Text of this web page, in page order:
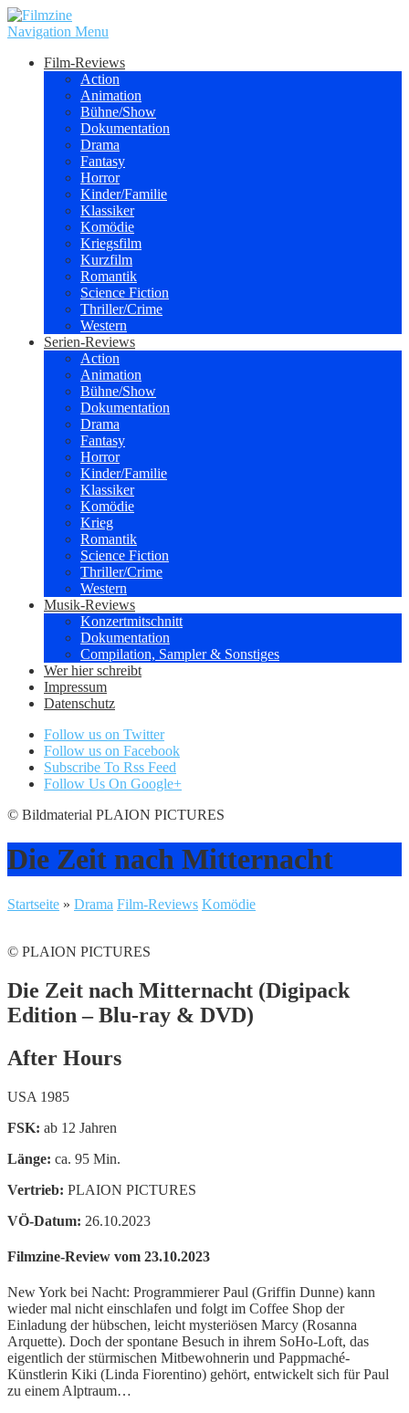
Navigation Menu
Film-Reviews
Action
Animation
Bühne/Show
Dokumentation
Drama
Fantasy
Horror
Kinder/Familie
Klassiker
Komödie
Kriegsfilm
Kurzfilm
Romantik
Science Fiction
Thriller/Crime
Western
Serien-Reviews
Action
Animation
Bühne/Show
Dokumentation
Drama
Fantasy
Horror
Kinder/Familie
Klassiker
Komödie
Krieg
Romantik
Science Fiction
Thriller/Crime
Western
Musik-Reviews
Konzertmitschnitt
Dokumentation
Compilation, Sampler & Sonstiges
Wer hier schreibt
Impressum
Datenschutz
Follow us on Twitter
Follow us on Facebook
Subscribe To Rss Feed
Follow Us On Google+
© Bildmaterial PLAION PICTURES
Die Zeit nach Mitternacht
Startseite » Drama Film-Reviews Komödie
© PLAION PICTURES
Die Zeit nach Mitternacht (Digipack
Edition – Blu-ray & DVD)
After Hours
USA 1985
FSK: ab 12 Jahren
Länge: ca. 95 Min.
Vertrieb: PLAION PICTURES
VÖ-Datum: 26.10.2023
Filmzine-Review vom 23.10.2023
New York bei Nacht: Programmierer Paul (Griffin Dunne) kann
wieder mal nicht einschlafen und folgt im Coffee Shop der
Einladung der hübschen, leicht mysteriösen Marcy (Rosanna
Arquette). Doch der spontane Besuch in ihrem SoHo-Loft, das
eigentlich der stürmischen Mitbewohnerin und Pappmaché-
Künstlerin Kiki (Linda Fiorentino) gehört, entwickelt sich für Paul
zu einem Alptraum…